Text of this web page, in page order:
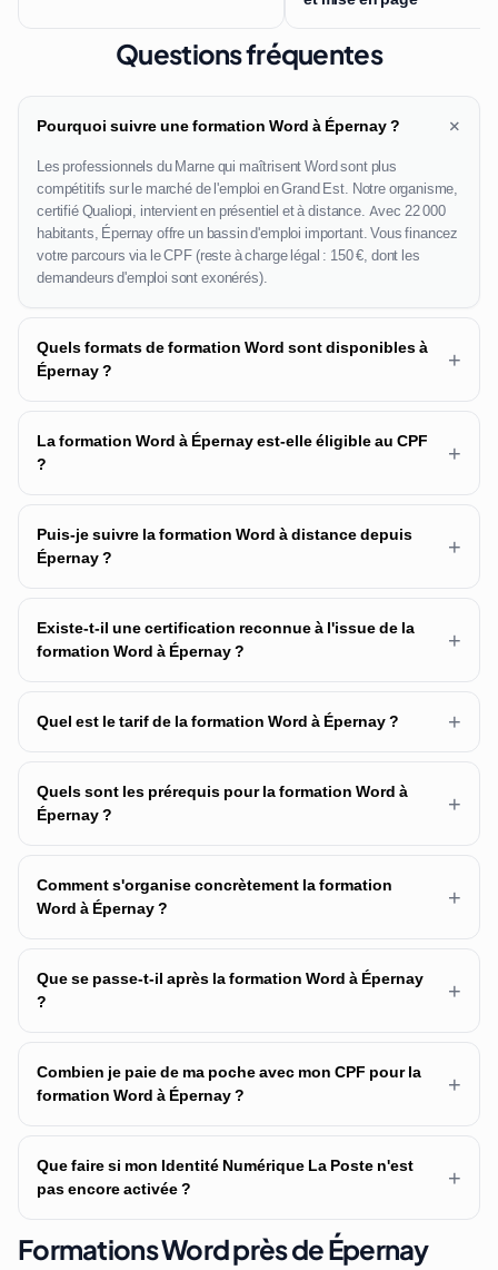
Questions fréquentes
Pourquoi suivre une formation Word à Épernay ? +
Les professionnels du Marne qui maîtrisent Word sont plus
compétitifs sur le marché de l'emploi en Grand Est. Notre organisme,
certifié Qualiopi, intervient en présentiel et à distance. Avec 22 000
habitants, Épernay offre un bassin d'emploi important. Vous financez
votre parcours via le CPF (reste à charge légal : 150 €, dont les
demandeurs d'emploi sont exonérés).
Quels formats de formation Word sont disponibles à
Épernay ?
+
La formation Word à Épernay est-elle éligible au CPF
?
+
Puis-je suivre la formation Word à distance depuis
Épernay ?
+
Existe-t-il une certification reconnue à l'issue de la
formation Word à Épernay ?
+
Quel est le tarif de la formation Word à Épernay ? +
Quels sont les prérequis pour la formation Word à
Épernay ?
+
Comment s'organise concrètement la formation
Word à Épernay ?
+
Que se passe-t-il après la formation Word à Épernay
?
+
Combien je paie de ma poche avec mon CPF pour la
formation Word à Épernay ?
+
Que faire si mon Identité Numérique La Poste n'est
pas encore activée ?
+
Formations Word près de Épernay